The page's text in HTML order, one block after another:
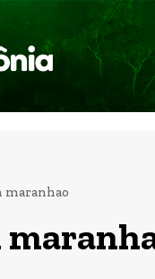
maranhao